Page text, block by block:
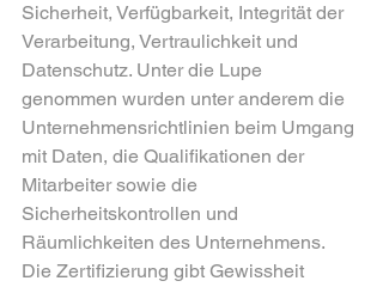
Sicherheit, Verfügbarkeit, Integrität der
Verarbeitung, Vertraulichkeit und
Datenschutz. Unter die Lupe
genommen wurden unter anderem die
Unternehmensrichtlinien beim Umgang
mit Daten, die Qualifikationen der
Mitarbeiter sowie die
Sicherheitskontrollen und
Räumlichkeiten des Unternehmens.
Die Zertifizierung gibt Gewissheit